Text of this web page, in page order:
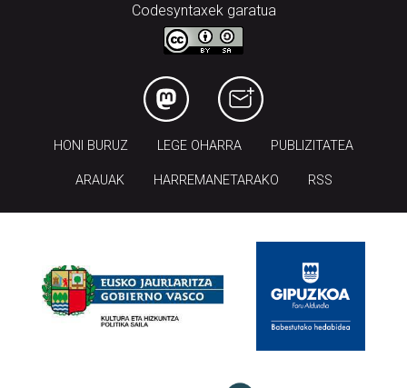
Codesyntaxek garatua
HONI BURUZ LEGE OHARRA PUBLIZITATEA
ARAUAK HARREMANETARAKO RSS